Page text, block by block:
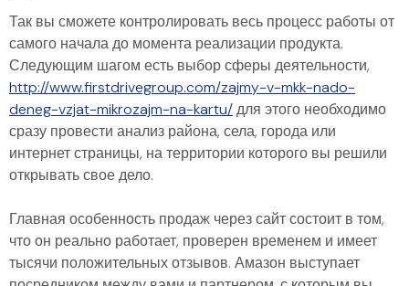
Так вы сможете контролировать весь процесс работы от
самого начала до момента реализации продукта.
Следующим шагом есть выбор сферы деятельности,
http://www.firstdrivegroup.com/zajmy-v-mkk-nado-
deneg-vzjat-mikrozajm-na-kartu/для этого необходимо
сразу провести анализ района, села, города или
интернет страницы, на территории которого вы решили
открывать свое дело.
Главная особенность продаж через сайт состоит в том,
что он реально работает, проверен временем и имеет
тысячи положительных отзывов. Амазон выступает